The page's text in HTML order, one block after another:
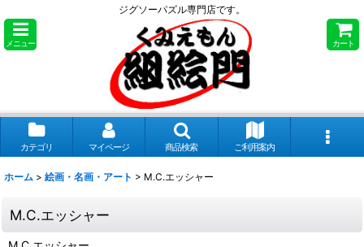
ジグソーパズル専門店です。
メニュー カート
カテゴリ マイページ 商品検索 ご利用案内
ホーム > 絵画・名画・アート > M.C.エッシャー
M.C.エッシャー